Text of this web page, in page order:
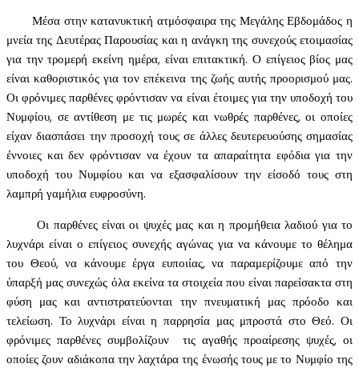
Μέσα στην κατανυκτική ατμόσφαιρα της Μεγάλης Εβδομάδος η
μνεία της Δευτέρας Παρουσίας και η ανάγκη της συνεχούς ετοιμασίας
για την τρομερή εκείνη ημέρα, είναι επιτακτική. Ο επίγειος βίος μας
είναι καθοριστικός για τον επέκεινα της ζωής αυτής προορισμού μας.
Οι φρόνιμες παρθένες φρόντισαν να είναι έτοιμες για την υποδοχή του
Νυμφίου, σε αντίθεση με τις μωρές και νωθρές παρθένες, οι οποίες
είχαν διασπάσει την προσοχή τους σε άλλες δευτερευούσης σημασίας
έννοιες και δεν φρόντισαν να έχουν τα απαραίτητα εφόδια για την
υποδοχή του Νυμφίου και να εξασφαλίσουν την είσοδό τους στη
λαμπρή γαμήλια ευφροσύνη.
Οι παρθένες είναι οι ψυχές μας και η προμήθεια λαδιού για το
λυχνάρι είναι ο επίγειος συνεχής αγώνας για να κάνουμε το θέλημα
του Θεού, να κάνουμε έργα ευποιίας, να παραμερίζουμε από την
ύπαρξή μας συνεχώς όλα εκείνα τα στοιχεία που είναι παρείσακτα στη
φύση μας και αντιστρατεύονται την πνευματική μας πρόοδο και
τελείωση. Το λυχνάρι είναι η παρρησία μας μπροστά στο Θεό. Οι
φρόνιμες παρθένες συμβολίζουν τις αγαθής προαίρεσης ψυχές, οι
οποίες ζουν αδιάκοπα την λαχτάρα της ένωσής τους με το Νυμφίο της